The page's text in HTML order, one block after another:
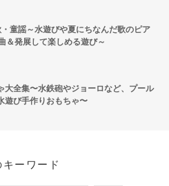
童謡～水遊びや夏にちなんだ歌のピア
＆発展して楽しめる遊び～
大全集〜水鉄砲やジョーロなど、プール
遊び手作りおもちゃ〜
キーワード